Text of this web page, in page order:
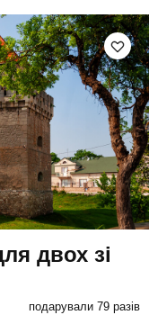
двох зі
подарували 79 разів